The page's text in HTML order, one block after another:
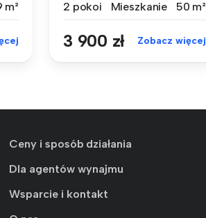
m²
2 pokoi
Mieszkanie 50 m²
3 900 zł Zobacz więcej
Ceny i sposób działania
Dla agentów wynajmu
Wsparcie i kontakt